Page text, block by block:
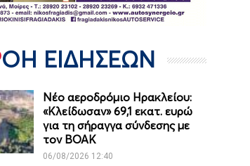
ΡΟΗ ΕΙΔΗΣΕΩΝ
Νέο αεροδρόμιο Ηρακλείου:
«Κλείδωσαν» 69,1 εκατ. ευρώ
για τη σήραγγα σύνδεσης με
τον ΒΟΑΚ
06/08/2026 12:40